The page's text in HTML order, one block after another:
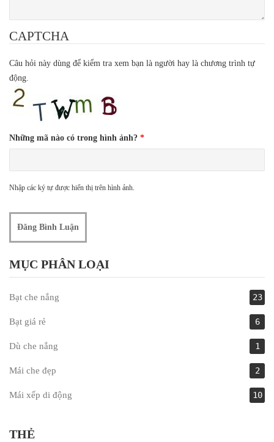
CAPTCHA
Câu hỏi này dùng để kiểm tra xem bạn là người hay là chương trình tự
động.
Những mã nào có trong hình ảnh? *
Nhập các ký tự được hiển thị trên hình ảnh.
MỤC PHÂN LOẠI
Bạt che nắng 23
Bạt giá rẻ 6
Dù che nắng 1
Mái che đẹp 2
Mái xếp di động 10
THẺ